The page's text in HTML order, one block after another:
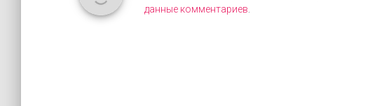
данные комментариев